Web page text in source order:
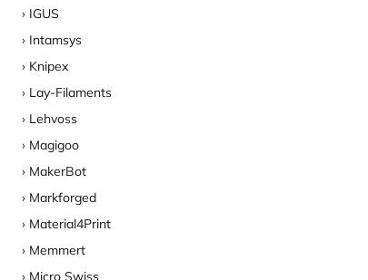
IGUS
Intamsys
Knipex
Lay-Filaments
Lehvoss
Magigoo
MakerBot
Markforged
Material4Print
Memmert
Micro Swiss